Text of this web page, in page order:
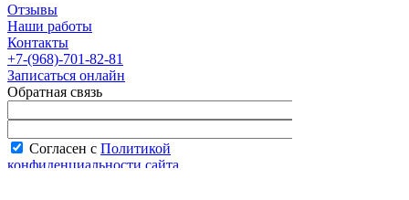
Отзывы
Наши работы
Контакты
+7-(968)-701-82-81
Записаться онлайн
Обратная связь
Согласен с Политикой
конфиденциальности сайта